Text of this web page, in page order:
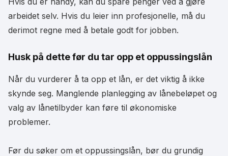
arbeidet selv. Hvis du leier inn profesjonelle, må du
derimot regne med å betale godt for jobben.
Husk på dette før du tar opp et oppussingslån
Når du vurderer å ta opp et lån, er det viktig å ikke
skynde seg. Manglende planlegging av lånebeløpet og
valg av lånetilbyder kan føre til økonomiske
problemer.
Før du søker om et oppussingslån, bør du grundig